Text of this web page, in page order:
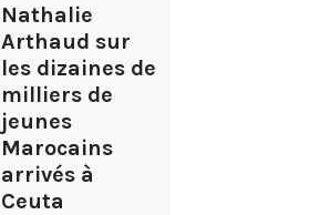
Nathalie
Arthaud sur
les dizaines de
milliers de
jeunes
Marocains
arrivés à
Ceuta